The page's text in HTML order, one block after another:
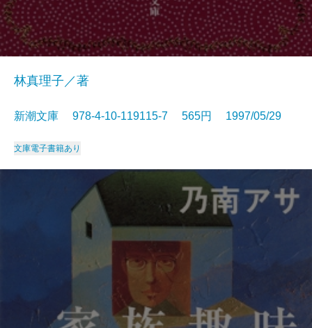
林真理子／著
新潮文庫 978-4-10-119115-7 565円 1997/05/29
文庫電子書籍あり